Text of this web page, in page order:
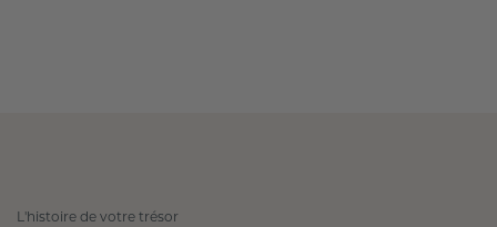
L'histoire de votre trésor